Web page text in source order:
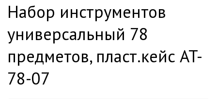
Набор инструментов
универсальный 78
предметов, пласт.кейс AT-
78-07